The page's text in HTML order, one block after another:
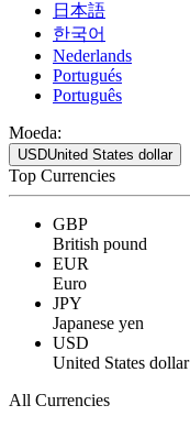
日本語
한국어
Nederlands
Portugués
Português
Moeda:
USDUnited States dollar
Top Currencies
GBP
British pound
EUR
Euro
JPY
Japanese yen
USD
United States dollar
All Currencies